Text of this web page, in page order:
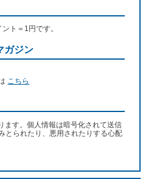
ト＝1円です。
ガジン
こちら
ます。個人情報は暗号化されて送信
とられたり、悪用されたりする心配